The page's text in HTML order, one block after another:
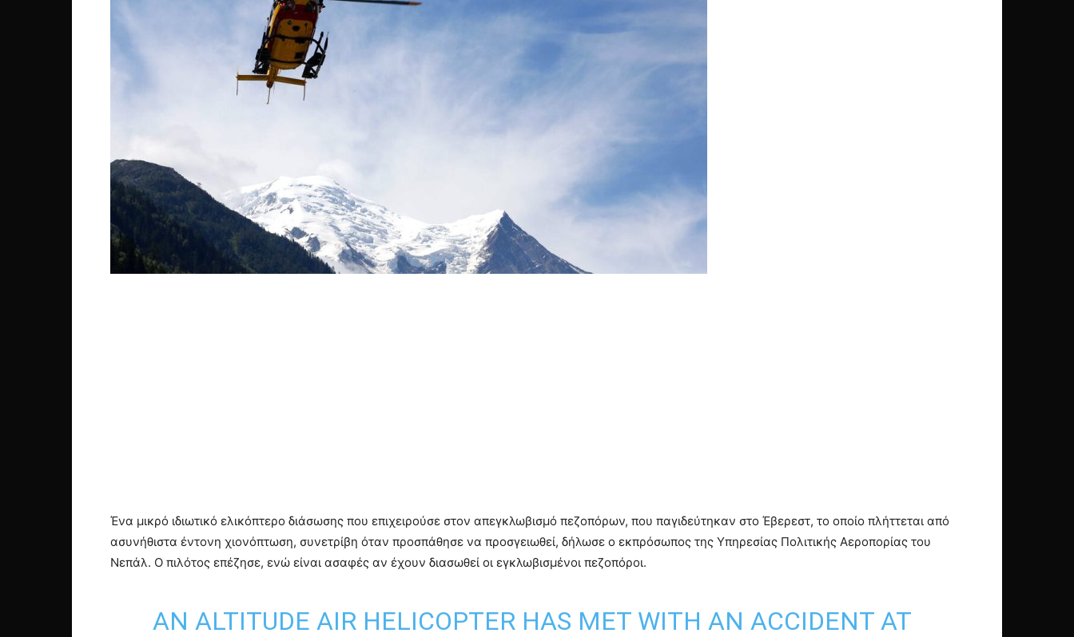
Ένα μικρό ιδιωτικό ελικόπτερο διάσωσης που επιχειρούσε στον απεγκλωβισμό πεζοπόρων, που παγιδεύτηκαν στο Έβερεστ, το οποίο πλήττεται από
ασυνήθιστα έντονη χιονόπτωση, συνετρίβη όταν προσπάθησε να προσγειωθεί, δήλωσε ο εκπρόσωπος της Υπηρεσίας Πολιτικής Αεροπορίας του
Νεπάλ. Ο πιλότος επέζησε, ενώ είναι ασαφές αν έχουν διασωθεί οι εγκλωβισμένοι πεζοπόροι.
AN ALTITUDE AIR HELICOPTER HAS MET WITH AN ACCIDENT AT